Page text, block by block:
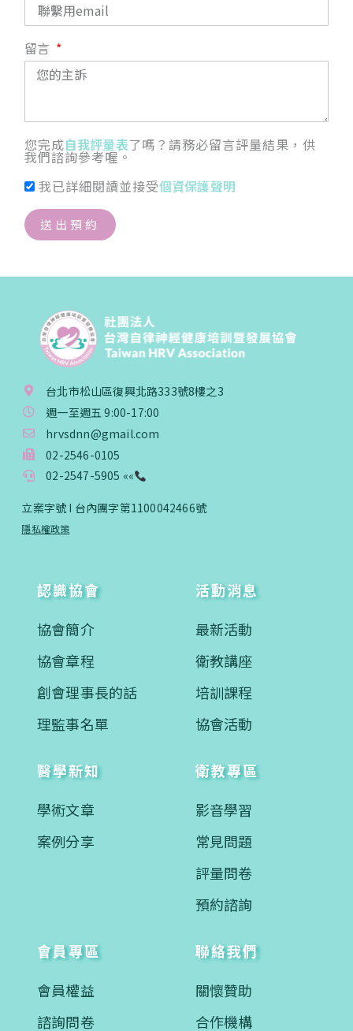
留言
您完成自我評量表了嗎？請務必留言評量結果，供
我們諮詢參考喔。
我已詳細閱讀並接受個資保護聲明
送出預約
台北市松山區復興北路333號8樓之3
週一至週五 9:00-17:00
hrvsdnn@gmail.com
02-2546-0105
02-2547-5905 ««
立案字號 I 台內團字第1100042466號
隱私權政策
認識協會
協會簡介
協會章程
創會理事長的話
理監事名單
活動消息
最新活動
衛教講座
培訓課程
協會活動
醫學新知
學術文章
案例分享
衛教專區
影音學習
常見問題
評量問卷
預約諮詢
會員專區
會員權益
諮詢問卷
聯絡我們
關懷贊助
合作機構